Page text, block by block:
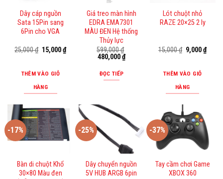
Dây cáp nguồn
Sata 15Pin sang
6Pin cho VGA
25,000₫ Giá
gốc
25,000 ₫.
15,000₫Giá
hiện
THÊM VÀO GIỎ
HÀNG
Giá treo màn hình
EDRA EMA7301
MÀU ĐEN Hệ thống
Thủy lực
599,000₫
Giá
là:
599,000 ₫.
480,000₫Giá
hiện
ĐỌC TIẾP
Lót chuột nhỏ
RAZE 20×25 2 ly
15,000₫ Giá
gốc
15,000 ₫.
9,000₫Giá
hiện
THÊM VÀO GIỎ
HÀNG
-17%
Bàn di chuột Khổ
30×80 Màu đen
-25%
Dây chuyển nguồn
5V HUB ARGB 6pin
-37%
Tay cầm chơi Game
XBOX 360